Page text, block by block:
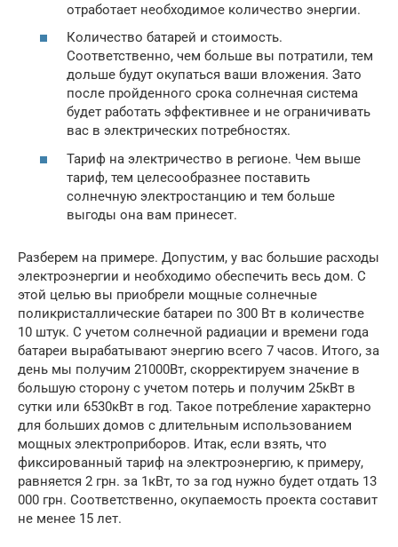
отработает необходимое количество энергии.
Количество батарей и стоимость.
Соответственно, чем больше вы потратили, тем
дольше будут окупаться ваши вложения. Зато
после пройденного срока солнечная система
будет работать эффективнее и не ограничивать
вас в электрических потребностях.
Тариф на электричество в регионе. Чем выше
тариф, тем целесообразнее поставить
солнечную электростанцию и тем больше
выгоды она вам принесет.
Разберем на примере. Допустим, у вас большие расходы
электроэнергии и необходимо обеспечить весь дом. С
этой целью вы приобрели мощные солнечные
поликристаллические батареи по 300 Вт в количестве
10 штук. С учетом солнечной радиации и времени года
батареи вырабатывают энергию всего 7 часов. Итого, за
день мы получим 21000Вт, скорректируем значение в
большую сторону с учетом потерь и получим 25кВт в
сутки или 6530кВт в год. Такое потребление характерно
для больших домов с длительным использованием
мощных электроприборов. Итак, если взять, что
фиксированный тариф на электроэнергию, к примеру,
равняется 2 грн. за 1кВт, то за год нужно будет отдать 13
000 грн. Соответственно, окупаемость проекта составит
не менее 15 лет.